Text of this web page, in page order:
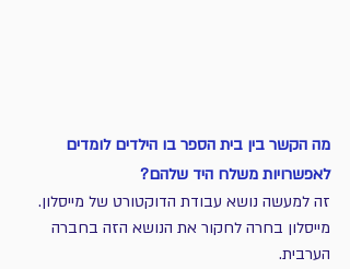
מה הקשר בין בית הספר בו הילדים לומדים
לאפשרויות משלח היד שלהם?
זה למעשה נושא עבודת הדוקטורט של מייסלון.
מייסלון בחרה לחקור את הנושא הזה בחברה
הערבית.